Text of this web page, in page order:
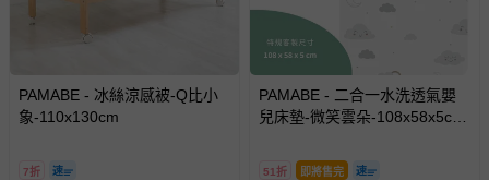
PAMABE - 冰絲涼感被-Q比小
象-110x130cm
7折
PAMABE - 二合一水洗透氣嬰
兒床墊-微笑雲朵-108x58x5cm
Forever)
51折 即將售完